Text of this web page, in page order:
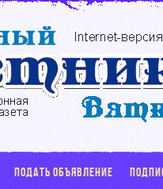
ПОДАТЬ ОБЪЯВЛЕНИЕ